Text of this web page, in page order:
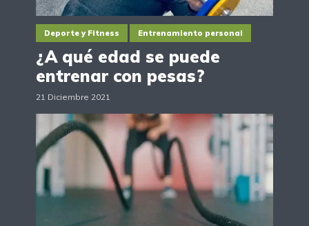
Deporte y Fitness Entrenamiento personal
¿A qué edad se puede
entrenar con pesas?
21 Diciembre 2021